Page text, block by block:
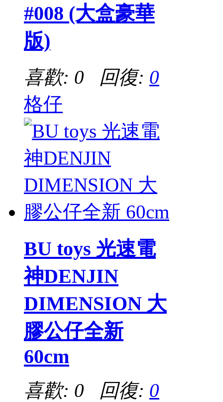
#008 (大盒豪華
版)
喜歡: 0 回復: 0
格仔
BU toys 光速電
神DENJIN
DIMENSION 大
膠公仔全新
60cm
喜歡: 0 回復: 0